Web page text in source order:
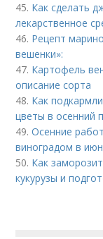
45. Как сделать
лекарственное
46. Рецепт
вешенки»:
47. Картофель
описание сорта
48. Как
цветы в осенний
49.Осенние
виноградом в
50. Как
кукурузы и